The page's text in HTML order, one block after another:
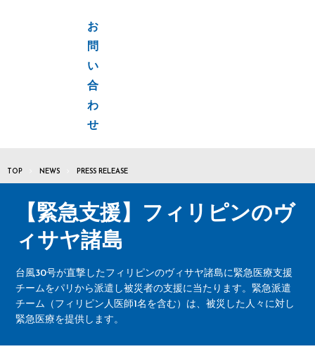
お
問
い
合
わ
せ
TOP NEWS PRESS RELEASE
【緊急支援】フィリピンのヴ
ィサヤ諸島
台風30号が直撃したフィリピンのヴィサヤ諸島に緊急医療支援
チームをパリから派遣し被災者の支援に当たります。緊急派遣
チーム（フィリピン人医師1名を含む）は、被災した人々に対し
緊急医療を提供します。